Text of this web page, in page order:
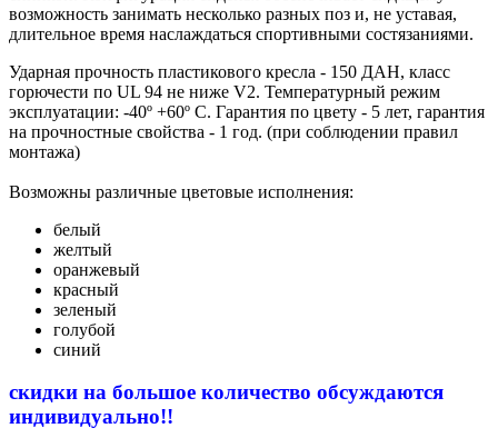
возможность занимать несколько разных поз и, не уставая,
длительное время наслаждаться спортивными состязаниями.
Ударная прочность пластикового кресла - 150 ДАН, класс
горючести по UL 94 не ниже V2. Температурный режим
эксплуатации: -40º +60º С. Гарантия по цвету - 5 лет, гарантия
на прочностные свойства - 1 год. (при соблюдении правил
монтажа)
Возможны различные цветовые исполнения:
белый
желтый
оранжевый
красный
зеленый
голубой
синий
скидки на большое количество обсуждаются
индивидуально!!